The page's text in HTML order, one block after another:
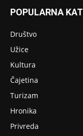
POPULARNA
Društvo
Užice
Kultura
Čajetina
Turizam
Hronika
Privreda